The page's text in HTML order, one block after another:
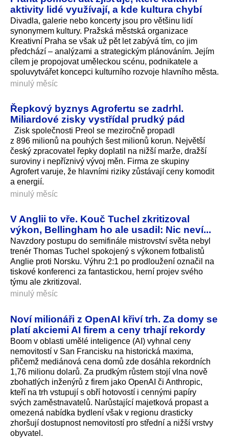
aktivity lidé využívají, a kde kultura chybí
Divadla, galerie nebo koncerty jsou pro většinu lidí
synonymem kultury. Pražská městská organizace
Kreativní Praha se však už pět let zabývá tím, co jim
předchází – analýzami a strategickým plánováním. Jejím
cílem je propojovat uměleckou scénu, podnikatele a
spoluvytvářet koncepci kulturního rozvoje hlavního města.
minulý měsíc
Řepkový byznys Agrofertu se zadrhl.
Miliardové zisky vystřídal prudký pád
Zisk společnosti Preol se meziročně propadl
z 896 milionů na pouhých šest milionů korun. Největší
český zpracovatel řepky doplatil na nižší marže, dražší
suroviny i nepříznivý vývoj měn. Firma ze skupiny
Agrofert varuje, že hlavními riziky zůstávají ceny komodit
a energií.
minulý měsíc
V Anglii to vře. Kouč Tuchel zkritizoval
výkon, Bellingham ho ale usadil: Nic neví...
Navzdory postupu do semifinále mistrovství světa nebyl
trenér Thomas Tuchel spokojený s výkonem fotbalistů
Anglie proti Norsku. Výhru 2:1 po prodloužení označil na
tiskové konferenci za fantastickou, herní projev svého
týmu ale zkritizoval.
minulý měsíc
Noví milionáři z OpenAI křiví trh. Za domy se
platí akciemi AI firem a ceny trhají rekordy
Boom v oblasti umělé inteligence (AI) vyhnal ceny
nemovitostí v San Francisku na historická maxima,
přičemž mediánová cena domů zde dosáhla rekordních
1,76 milionu dolarů. Za prudkým růstem stojí vlna nově
zbohatlých inženýrů z firem jako OpenAI či Anthropic,
kteří na trh vstupují s obří hotovostí i cennými papíry
svých zaměstnavatelů. Narůstající majetková propast a
omezená nabídka bydlení však v regionu drasticky
zhoršují dostupnost nemovitostí pro střední a nižší vrstvy
obyvatel.